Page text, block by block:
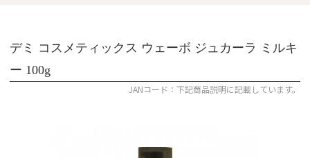
デミ コスメティックス ウェーボ ジュカーラ ミルキ
ー 100g
JANコード：下記商品説明に記載しています。